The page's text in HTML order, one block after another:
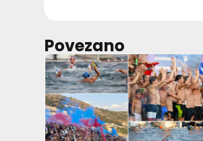
Povezano